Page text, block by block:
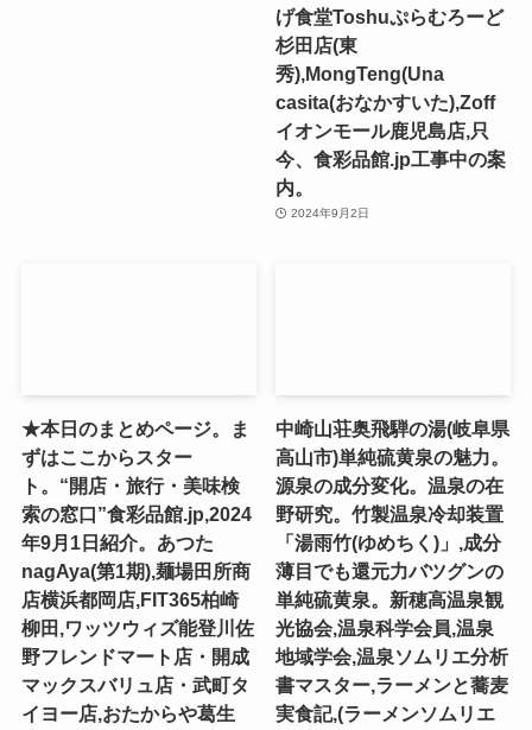
げ食堂Toshuぷらむろーど
杉田店(東
秀),MongTeng(Una
casita(おなかすいた),Zoff
イオンモール鹿児島店,只
今、食彩品館.jp工事中の案
内。
2024年9月2日
★本日のまとめページ。ま
ずはここからスター
ト。“開店・旅行・美味検
索の窓口”食彩品館.jp,2024
年9月1日紹介。あつた
nagAya(第1期),麺場田所商
店横浜都岡店,FIT365柏崎
柳田,ワッツウィズ能登川佐
野フレンドマート店・開成
マックスバリュ店・武町タ
イヨー店,おたからや葛生
中崎山荘奥飛騨の湯(岐阜県
高山市)単純硫黄泉の魅力。
源泉の成分変化。温泉の在
野研究。竹製温泉冷却装置
「湯雨竹(ゆめちく)」,成分
薄目でも還元力バツグンの
単純硫黄泉。新穂高温泉観
光協会,温泉科学会員,温泉
地域学会,温泉ソムリエ分析
書マスター,ラーメンと蕎麦
実食記,(ラーメンソムリエ